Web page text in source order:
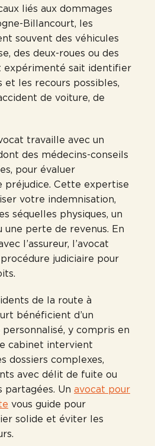
liés aux dommages
Billancourt, les
souvent des véhicules
des deux-roues ou des
expérimenté sait identifier
et les recours possibles,
accident de voiture, de
travaille avec un
des médecins-conseils
pour évaluer
préjudice. Cette expertise
votre indemnisation,
séquelles physiques, un
une perte de revenus. En
l’assureur, l’avocat
judiciaire pour
de la route à
bénéficient d’un
y compris en
cabinet intervient
dossiers complexes,
avec délit de fuite ou
partagées. Un avocat pour
vous guide pour
solide et éviter les